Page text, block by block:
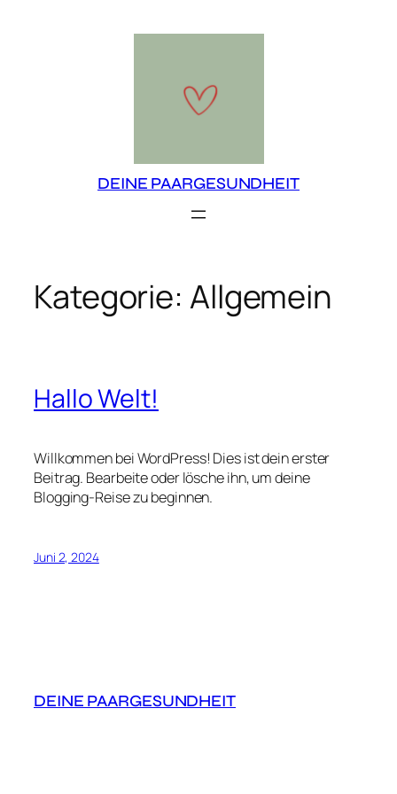
DEINE PAARGESUNDHEIT
Kategorie: Allgemein
Hallo Welt!
Willkommen bei WordPress! Dies ist dein erster
Beitrag. Bearbeite oder lösche ihn, um deine
Blogging-Reise zu beginnen.
Juni 2, 2024
DEINE PAARGESUNDHEIT